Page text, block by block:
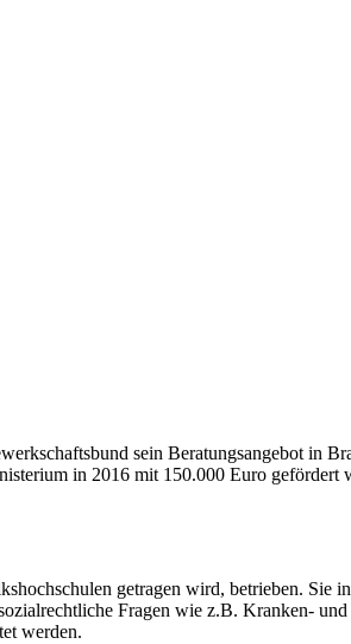
sein Beratungsangebot in
in 2016 mit 150.000 Euro gefördert
getragen wird, betrieben. Sie
Fragen wie z.B. Kranken- und
werden.